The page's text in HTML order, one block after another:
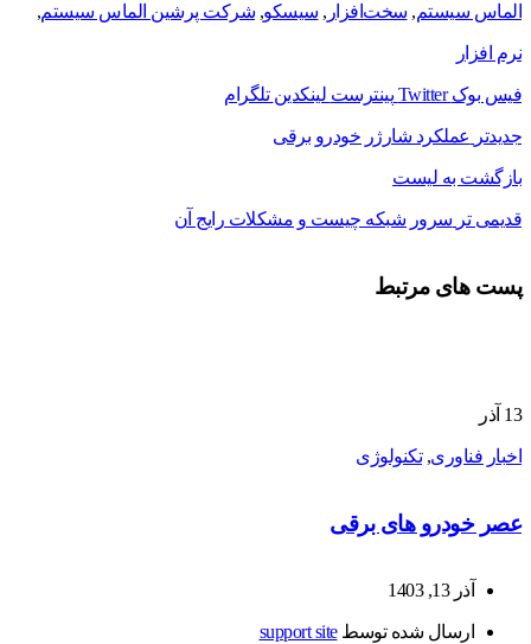
الماس سیستم, سخت‌افزار , سیسکو, شرکت پرشین الماس سیستم,
نرم افزار
فیس بوک Twitter پینترست لینکدین تلگرام
جدیدتر عملکرد شارژر خودرو برقی
بازگشت به لیست
قدیمی تر سرور شبکه چیست و مشکلات رایج آن
پست های مرتبط
13 آذر
اخبار فناوری,تکنولوژی
عصر خودرو های برقی
آذر 13, 1403
ارسال شده توسطsupport site